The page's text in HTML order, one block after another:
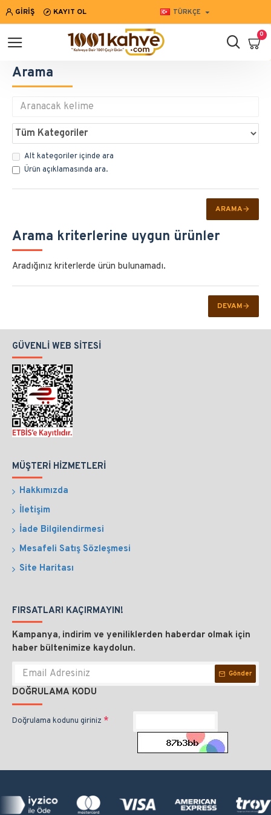
GIRIŞ KAYIT OL TÜRKÇE
0
Arama
Alt kategoriler içinde ara
Ürün açıklamasında ara.
ARAMA
Arama kriterlerine uygun ürünler
Aradığınız kriterlerde ürün bulunamadı.
DEVAM
GÜVENLI WEB SITESI
MÜŞTERI HIZMETLERI
Hakkımızda
İletişim
İade Bilgilendirmesi
Mesafeli Satış Sözleşmesi
Site Haritası
FIRSATLARI KAÇIRMAYIN!
Kampanya, indirim ve yeniliklerden haberdar olmak için
haber bültenimize kaydolun.
Gönder
DOĞRULAMA KODU
Doğrulama kodunu giriniz